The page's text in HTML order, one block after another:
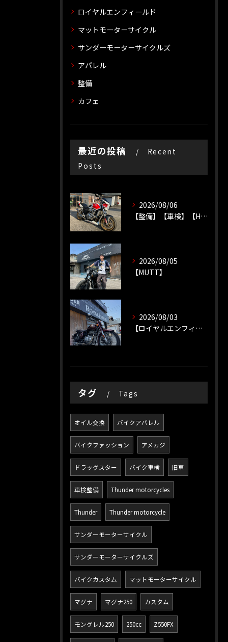
ロイヤルエンフィールド
マットモーターサイクル
サンダーモーターサイクルズ
アパレル
整備
カフェ
最近の投稿
Recent
Posts
2026/08/06
【整備】【車検】【HONDA】
2026/08/05
【MUTT】
2026/08/03
【ロイヤルエンフィールド】【ソロツーリング】
タグ Tags
オイル交換 バイクアパレル
バイクファッション アメカジ
ドラッグスター バイク車検 旧車
車検整備 Thunder motorcycles
Thunder Thunder motorcycle
サンダーモーターサイクル
サンダーモーターサイクルズ
バイクカスタム マットモーターサイクル
マグナ マグナ250 カスタム
モングレル250 250cc Z550FX